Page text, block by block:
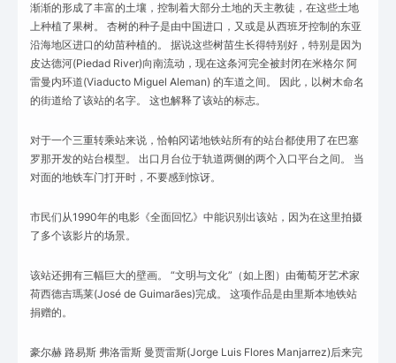
渐渐的形成了丰富的土壤，控制着大部分土地的天主教徒，在这些土地
上种植了果树。 杏树的种子是由中国进口，又或是从西班牙控制的东亚
沿海地区进口的幼苗种植的。 据说这些树苗生长得特别好，特别是因为
皮达德河(Piedad River)向南流动，现在这条河完全被封闭在米格尔 阿
雷曼内环道(Viaducto Miguel Aleman) 的车道之间。 因此，以树木命名
的街道给了该站的名字。 这也解释了该站的标志。
对于一个三重转乘站来说，恰帕冈诺地铁站所有的站台都使用了在巴塞
罗那开发的站台模型。 出口月台位于轨道两侧的两个入口平台之间。 当
对面的地铁车门打开时，不要感到惊讶。
市民们从1990年的电影《全面回忆》中能识别出该站，因为在这里拍摄
了多个该影片的场景。
该站还拥有三幅巨大的壁画。 “文明与文化”（如上图）由葡萄牙艺术家
荷西德吉瑪莱(José de Guimarães)完成。 这项作品是由里斯本地铁站
捐赠的。
豪尔赫 路易斯 弗洛雷斯 曼贾雷斯(Jorge Luis Flores Manjarrez)后来完